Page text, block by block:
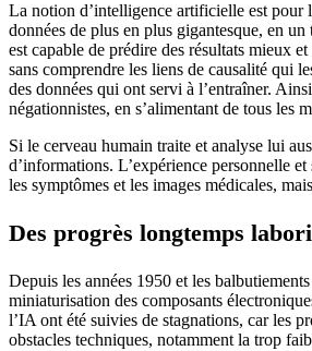
La notion d’intelligence artificielle est pour
données de plus en plus gigantesque, en
est capable de prédire des résultats mieux
sans comprendre les liens de causalité qui
des données qui ont servi à l’entraîner.
négationnistes, en s’alimentant de tous les
Si le cerveau humain traite et analyse lui
d’informations. L’expérience personnelle
les symptômes et les images médicales,
Des progrès longtemps
Depuis les années 1950 et les
miniaturisation des composants
l’IA ont été suivies de stagnations, car les
obstacles techniques, notamment la trop